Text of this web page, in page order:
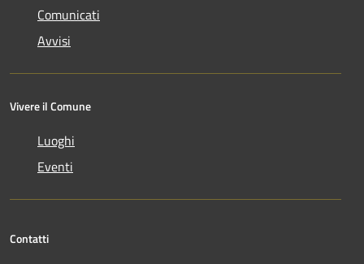
Comunicati
Avvisi
Vivere il Comune
Luoghi
Eventi
Contatti